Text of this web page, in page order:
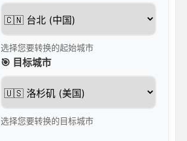
选择您要转换的起始城市
🎯 目标城市
选择您要转换的目标城市